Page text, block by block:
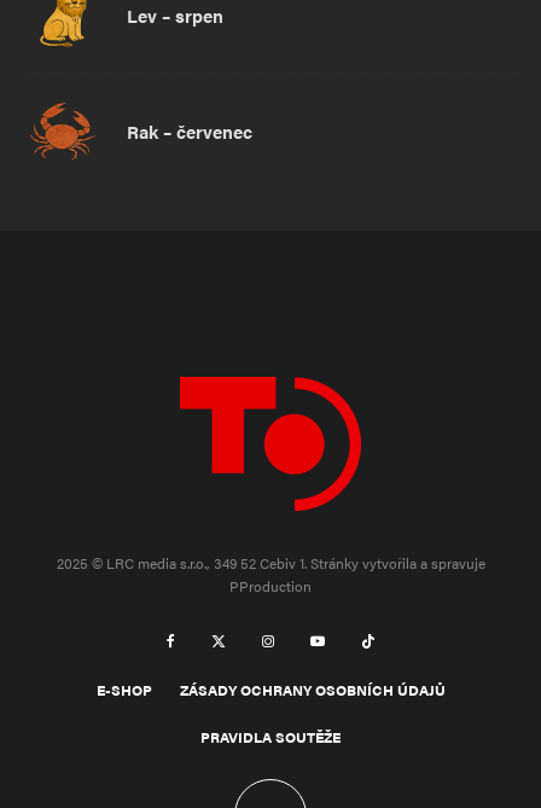
Lev – srpen
Rak – červenec
2025 © LRC media s.r.o., 349 52 Cebiv 1.Stránky vytvořila a spravuje
PProduction
E-SHOP ZÁSADY OCHRANY OSOBNÍCH ÚDAJŮ
PRAVIDLA SOUTĚŽE